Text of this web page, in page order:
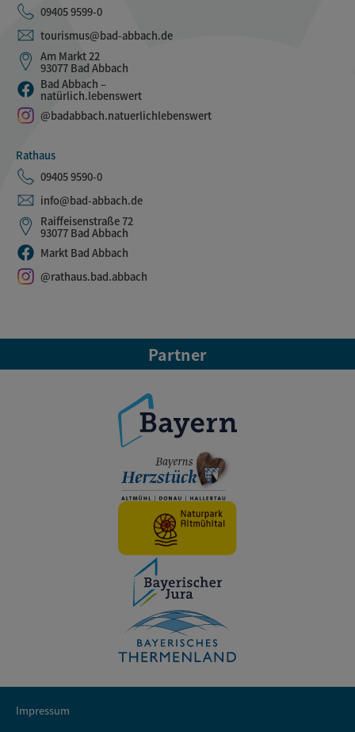
09405 9599-0
tourismus@bad-abbach.de
Am Markt 22
93077 Bad Abbach
Bad Abbach –
natürlich.lebenswert
@badabbach.natuerlichlebenswert
Rathaus
09405 9590-0
info@bad-abbach.de
Raiffeisenstraße 72
93077 Bad Abbach
Markt Bad Abbach
@rathaus.bad.abbach
Partner
Impressum